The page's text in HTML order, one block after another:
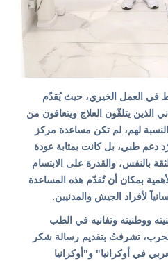
في العمل الخيري، حيث يُقدّم
الذين يتلقّون العلاج ويتعافون من
لهم، لم تكن مساعدة مركز
دعم طبي، بل كانت بمثابة عودة
بالنفس، والقدرة على الابتسام
بمكان أن تُقدّم هذه المساعدة
لأفراد الجيش والمدنيين.
ووطنيته وتفانيه في الطب
تشرفتُ بتقديم رسالة شكر
في أوكرانيا" و"أوكرانيا